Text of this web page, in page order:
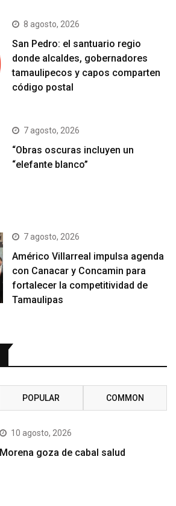
8 agosto, 2026
San Pedro: el santuario regio
donde alcaldes, gobernadores
tamaulipecos y capos comparten
código postal
7 agosto, 2026
“Obras oscuras incluyen un
“elefante blanco”
7 agosto, 2026
Américo Villarreal impulsa agenda
con Canacar y Concamin para
fortalecer la competitividad de
Tamaulipas
POPULAR COMMON
10 agosto, 2026
Morena goza de cabal salud